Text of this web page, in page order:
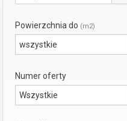
Powierzchnia do (m2)
Numer oferty